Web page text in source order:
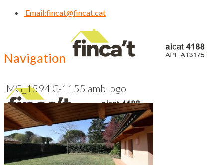
Email:fincat@fincat.cat
Navigation
CALL US NOW
93 830 14 35
IMG_1594 C-1155 amb logo